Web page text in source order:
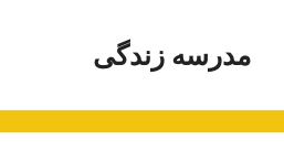
محتوامدرسه زندگی